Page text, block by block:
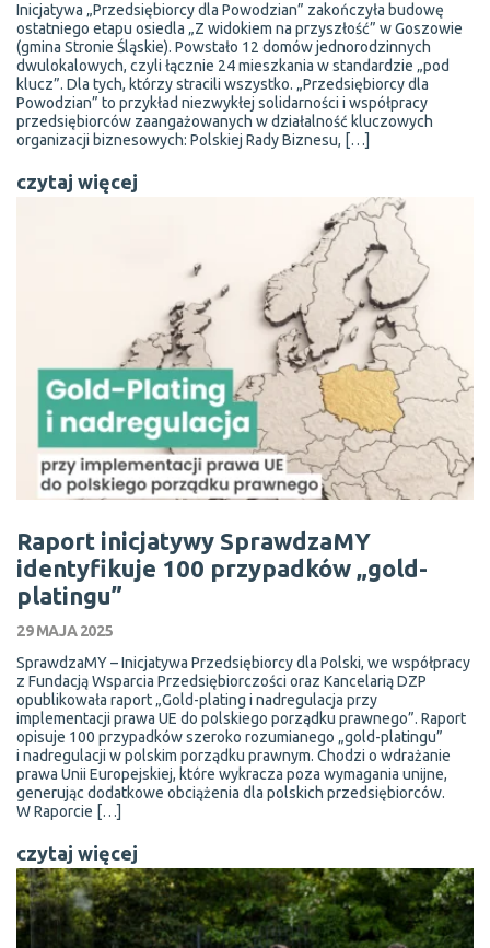
Inicjatywa „Przedsiębiorcy dla Powodzian” zakończyła budowę
ostatniego etapu osiedla „Z widokiem na przyszłość” w Goszowie
(gmina Stronie Śląskie). Powstało 12 domów jednorodzinnych
dwulokalowych, czyli łącznie 24 mieszkania w standardzie „pod
klucz”. Dla tych, którzy stracili wszystko. „Przedsiębiorcy dla
Powodzian” to przykład niezwykłej solidarności i współpracy
przedsiębiorców zaangażowanych w działalność kluczowych
organizacji biznesowych: Polskiej Rady Biznesu, […]
czytaj więcej
Raport inicjatywy SprawdzaMY
identyfikuje 100 przypadków „gold-
platingu”
29 MAJA 2025
SprawdzaMY – Inicjatywa Przedsiębiorcy dla Polski, we współpracy
z Fundacją Wsparcia Przedsiębiorczości oraz Kancelarią DZP
opublikowała raport „Gold-plating i nadregulacja przy
implementacji prawa UE do polskiego porządku prawnego”. Raport
opisuje 100 przypadków szeroko rozumianego „gold-platingu”
i nadregulacji w polskim porządku prawnym. Chodzi o wdrażanie
prawa Unii Europejskiej, które wykracza poza wymagania unijne,
generując dodatkowe obciążenia dla polskich przedsiębiorców.
W Raporcie […]
czytaj więcej